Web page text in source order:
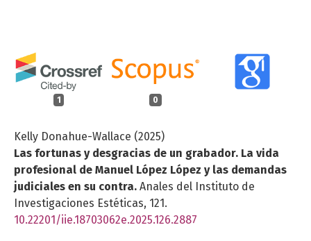
1 0
Kelly Donahue-Wallace (2025)
Las fortunas y desgracias de un grabador. La vida
profesional de Manuel López López y las demandas
judiciales en su contra. Anales del Instituto de
Investigaciones Estéticas, 121.
10.22201/iie.18703062e.2025.126.2887